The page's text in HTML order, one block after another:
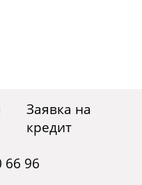
Заявка на
кредит
66 96